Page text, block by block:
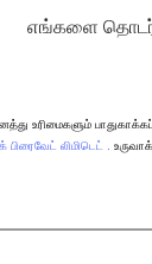
எங்களை
உரிமைகளும்
லிமிடெட் .